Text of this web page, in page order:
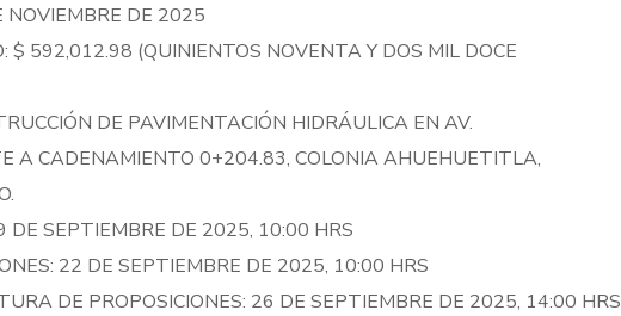
NOVIEMBRE DE 2025
$ 592,012.98 (QUINIENTOS NOVENTA Y DOS MIL DOCE
DE PAVIMENTACIÓN HIDRÁULICA EN AV.
A CADENAMIENTO 0+204.83, COLONIA AHUEHUETITLA,
DE SEPTIEMBRE DE 2025, 10:00 HRS
22 DE SEPTIEMBRE DE 2025, 10:00 HRS
DE PROPOSICIONES: 26 DE SEPTIEMBRE DE 2025, 14:00 HRS